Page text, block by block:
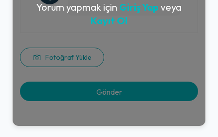
Fotoğraf Yükle
Yorum yapmak için Giriş Yap veya
Kayıt Ol